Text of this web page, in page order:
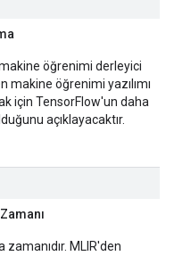
öğrenimi derleyici
makine öğrenimi yazılımı
için TensorFlow'un daha
açıklayacaktır.
zamanıdır. MLIR'den